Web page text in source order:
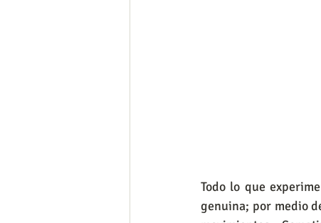
Todo lo que
genuina; por medio